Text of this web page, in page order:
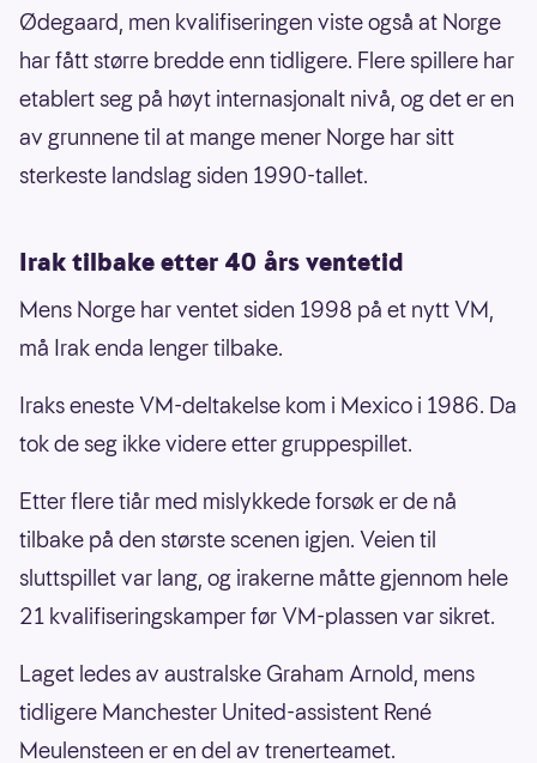
Ødegaard, men kvalifiseringen viste også at Norge
har fått større bredde enn tidligere. Flere spillere har
etablert seg på høyt internasjonalt nivå, og det er en
av grunnene til at mange mener Norge har sitt
sterkeste landslag siden 1990-tallet.
Irak tilbake etter 40 års ventetid
Mens Norge har ventet siden 1998 på et nytt VM,
må Irak enda lenger tilbake.
Iraks eneste VM-deltakelse kom i Mexico i 1986. Da
tok de seg ikke videre etter gruppespillet.
Etter flere tiår med mislykkede forsøk er de nå
tilbake på den største scenen igjen. Veien til
sluttspillet var lang, og irakerne måtte gjennom hele
21 kvalifiseringskamper før VM-plassen var sikret.
Laget ledes av australske Graham Arnold, mens
tidligere Manchester United-assistent René
Meulensteen er en del av trenerteamet.